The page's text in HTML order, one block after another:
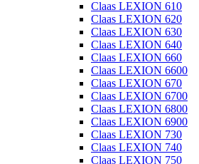
Claas LEXION 610
Claas LEXION 620
Claas LEXION 630
Claas LEXION 640
Claas LEXION 660
Claas LEXION 6600
Claas LEXION 670
Claas LEXION 6700
Claas LEXION 6800
Claas LEXION 6900
Claas LEXION 730
Claas LEXION 740
Claas LEXION 750